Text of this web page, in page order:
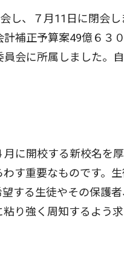
し、７月11日に閉会
補正予算案49億６３
会に所属しました。
に開校する新校名を
す重要なものです。
する生徒やその保護
り強く周知するよう求